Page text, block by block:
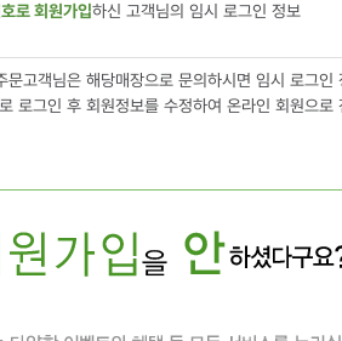
로 회원가입하신 고객님의 임시 로그인 정보
문고객님은 해당매장으로 문의하시면 임시 로그인
로그인 후 회원정보를 수정하여 온라인 회원으